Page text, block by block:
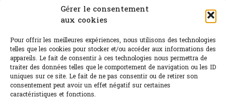
Gérer le consentement
aux cookies
Pour offrir les meilleures expériences, nous utilisons des technologies
telles que les cookies pour stocker et/ou accéder aux informations des
appareils. Le fait de consentir à ces technologies nous permettra de
traiter des données telles que le comportement de navigation ou les ID
uniques sur ce site. Le fait de ne pas consentir ou de retirer son
consentement peut avoir un effet négatif sur certaines
caractéristiques et fonctions.
Canicule : A quand le CHR à « l’heure espagnole » ?
Sélection de rosés 2026
L'abus d'alcool est dangereux pour la santé.